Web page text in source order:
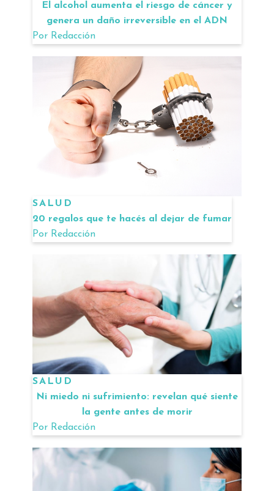
El alcohol aumenta el riesgo de cáncer y
genera un daño irreversible en el ADN
Por Redacción
SALUD
20 regalos que te hacés al dejar de fumar
Por Redacción
SALUD
Ni miedo ni sufrimiento: revelan qué siente
la gente antes de morir
Por Redacción